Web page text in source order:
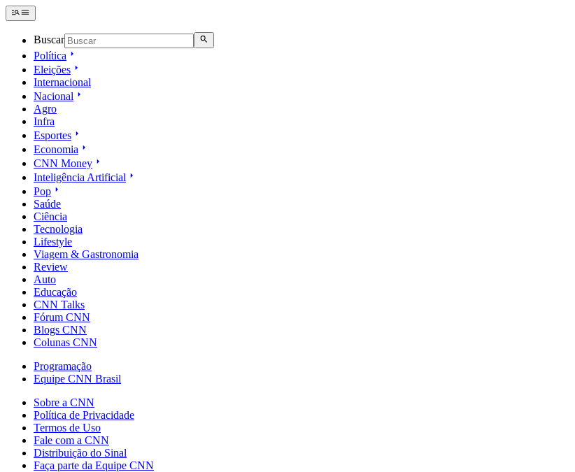
Buscar
Política
Eleições
Internacional
Nacional
Agro
Infra
Esportes
Economia
CNN Money
Inteligência Artificial
Pop
Saúde
Ciência
Tecnologia
Lifestyle
Viagem & Gastronomia
Review
Auto
Educação
CNN Talks
Fórum CNN
Blogs CNN
Colunas CNN
Programação
Equipe CNN Brasil
Sobre a CNN
Política de Privacidade
Termos de Uso
Fale com a CNN
Distribuição do Sinal
Faça parte da Equipe CNN